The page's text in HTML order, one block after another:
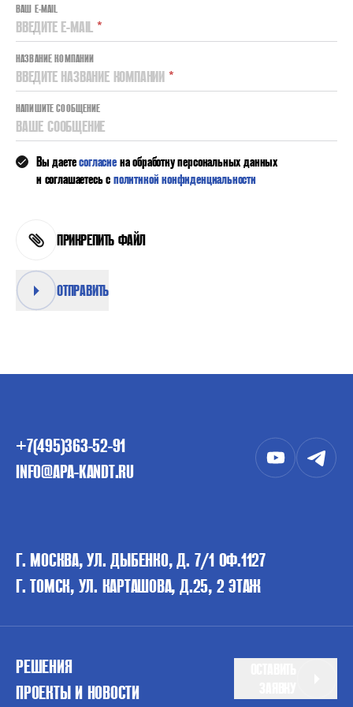
ВАШ E-MAIL
ВВЕДИТЕ E-MAIL *
НАЗВАНИЕ КОМПАНИИ
ВВЕДИТЕ НАЗВАНИЕ КОМПАНИИ *
НАПИШИТЕ СООБЩЕНИЕ
ВАШЕ СООБЩЕНИЕ
Вы даетесогласиена обработку персональных данных
и соглашаетесь сполитикой конфиденциальности
ПРИКРЕПИТЬ ФАЙЛ
ОТПРАВИТЬ
+7(495)363-52-91
INFO@APA-KANDT.RU
Г. МОСКВА, УЛ. ДЫБЕНКО, Д. 7/1 ОФ.1127
Г. ТОМСК, УЛ. КАРТАШОВА, Д.25, 2 ЭТАЖ
РЕШЕНИЯ
ПРОЕКТЫ И НОВОСТИ